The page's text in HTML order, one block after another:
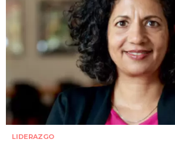
LIDERAZGO